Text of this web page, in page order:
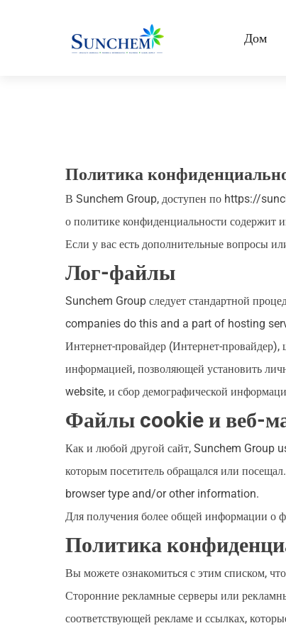
Дом
CDMA
Water Treatment
Политика
В Sunchem Group, доступен по https://
о политике конфиденциальности содержит
Если у вас есть дополнительные вопросы
Лог-файлы
Sunchem Group следует стандартной
companies do this and a part of hosting
Интернет-провайдер (Интернет-
информацией, позволяющей установить
website, и сбор демографической
Файлы cookie и веб-
Как и любой другой сайт, Sunchem Group
которым посетитель обращался или посещал.
browser type and/or other information.
Для получения более общей информации о
Политика
Вы можете ознакомиться с этим списком,
Сторонние рекламные серверы или
соответствующей рекламе и ссылках,